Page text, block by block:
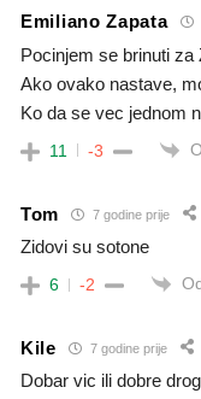
Emiliano Zapata
Pocinjem se brinuti za
Ako ovako nastave,
Ko da se vec jednom
11 -3
Tom 7 godine prije
Zidovi su sotone
6 -2
Kile 7 godine prije
Dobar vic ili dobre